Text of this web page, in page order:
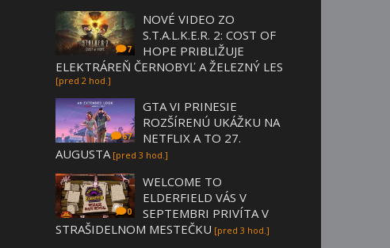
7
NOVÉ VIDEO ZO
S.T.A.L.K.E.R. 2: COST OF
HOPE PRIBLIŽUJE
ELEKTRÁREŇ ČERNOBYĽ A ŽELEZNÝ LES
[pred 2 hod.]
67
GTA VI PRINESIE
ROZŠÍRENÚ UKÁŽKU NA
NETFLIX A TO 27.
AUGUSTA [pred 3 hod.]
0
WELCOME TO
ELDERFIELD VÁS V
SEPTEMBRI PRIVÍTA V
STRAŠIDELNOM MESTEČKU [pred 3 hod.]